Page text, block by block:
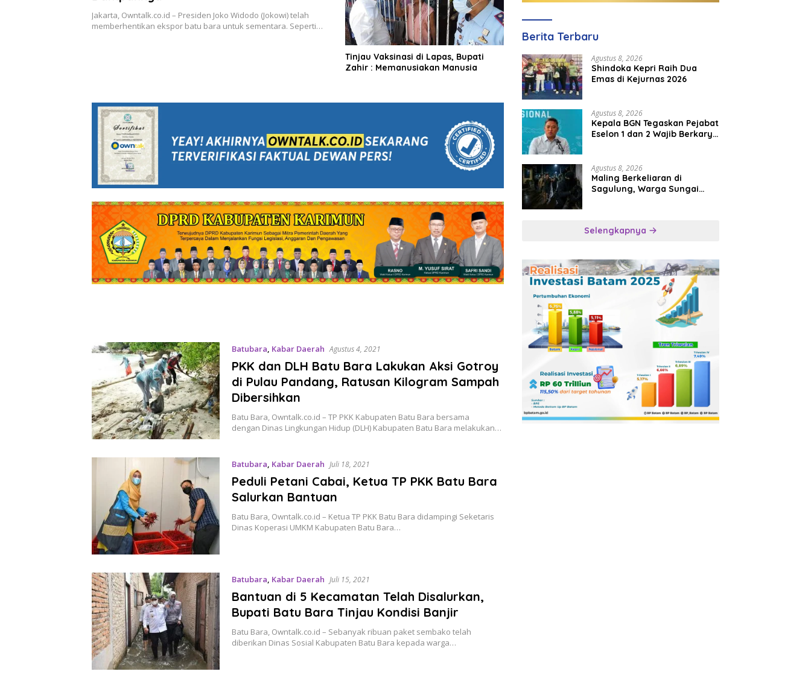
Jakarta, Owntalk.co.id – Presiden Joko Widodo (Jokowi) telah
memberhentikan ekspor batu bara untuk sementara. Seperti…
Tinjau Vaksinasi di Lapas, Bupati
Zahir : Memanusiakan Manusia
Batubara, Kabar Daerah Agustus 4, 2021
PKK dan DLH Batu Bara Lakukan Aksi Gotroy
di Pulau Pandang, Ratusan Kilogram Sampah
Dibersihkan
Batu Bara, Owntalk.co.id – TP PKK Kabupaten Batu Bara bersama
dengan Dinas Lingkungan Hidup (DLH) Kabupaten Batu Bara melakukan…
Batubara, Kabar Daerah Juli 18, 2021
Peduli Petani Cabai, Ketua TP PKK Batu Bara
Salurkan Bantuan
Batu Bara, Owntalk.co.id – Ketua TP PKK Batu Bara didampingi Seketaris
Dinas Koperasi UMKM Kabupaten Batu Bara…
Batubara, Kabar Daerah Juli 15, 2021
Bantuan di 5 Kecamatan Telah Disalurkan,
Bupati Batu Bara Tinjau Kondisi Banjir
Batu Bara, Owntalk.co.id – Sebanyak ribuan paket sembako telah
diberikan Dinas Sosial Kabupaten Batu Bara kepada warga…
Berita Terbaru
Agustus 8, 2026
Shindoka Kepri Raih Dua
Emas di Kejurnas 2026
Agustus 8, 2026
Kepala BGN Tegaskan Pejabat
Eselon 1 dan 2 Wajib Berkarya
Agustus 8, 2026
Maling Berkeliaran di
Sagulung, Warga Sungai
Selengkapnya